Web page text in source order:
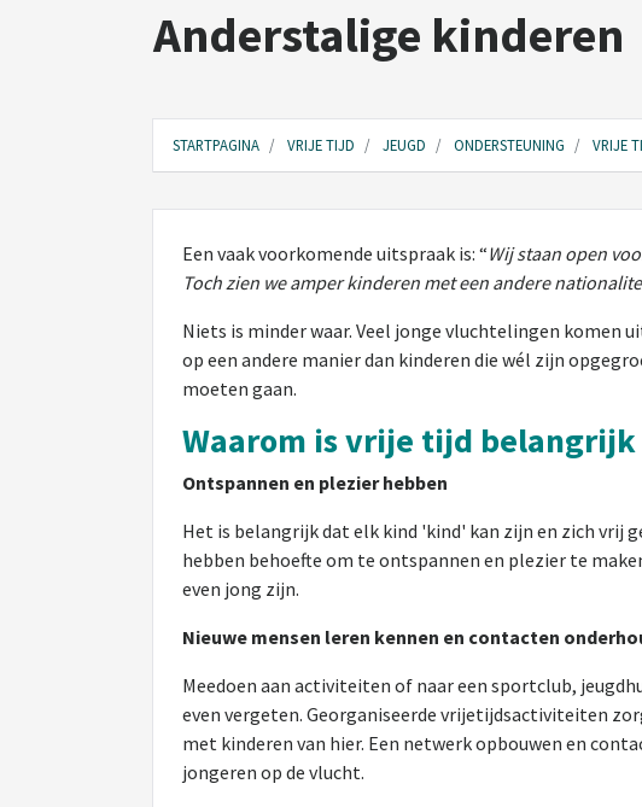
Anderstalige kinderen
STARTPAGINA VRIJE TIJD JEUGD ONDERSTEUNING VRIJE
Een vaak voorkomende uitspraak is: “Wij staan open
Toch zien we amper kinderen met een andere
Niets is minder waar. Veel jonge vluchtelingen komen
op een andere manier dan kinderen die wél zijn
moeten gaan.
Waarom is vrije tijd
Ontspannen en plezier hebben
Het is belangrijk dat elk kind 'kind' kan zijn en zich vrij
hebben behoefte om te ontspannen en plezier te
even jong zijn.
Nieuwe mensen leren kennen en contacten
Meedoen aan activiteiten of naar een sportclub,
even vergeten. Georganiseerde vrijetijdsactiviteiten
met kinderen van hier. Een netwerk opbouwen en
jongeren op de vlucht.